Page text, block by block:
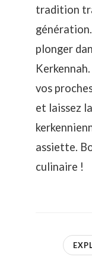
tradition
plonger
vos
et laissez
assiette.
culinaire !